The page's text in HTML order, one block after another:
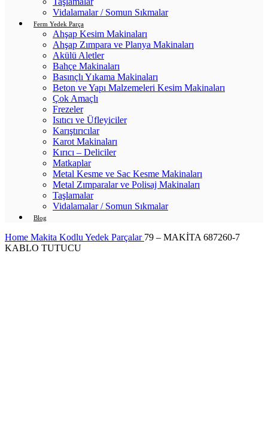
Vidalamalar / Somun Sıkmalar
Ferm Yedek Parça
Ahşap Kesim Makinaları
Ahşap Zımpara ve Planya Makinaları
Akülü Aletler
Bahçe Makinaları
Basınçlı Yıkama Makinaları
Beton ve Yapı Malzemeleri Kesim Makinaları
Çok Amaçlı
Frezeler
Isıtıcı ve Üfleyiciler
Karıştırıcılar
Karot Makinaları
Kırıcı – Deliciler
Matkaplar
Metal Kesme ve Sac Kesme Makinaları
Metal Zımparalar ve Polisaj Makinaları
Taşlamalar
Vidalamalar / Somun Sıkmalar
Blog
Home Makita Kodlu Yedek Parçalar 79 – MAKİTA 687260-7
KABLO TUTUCU